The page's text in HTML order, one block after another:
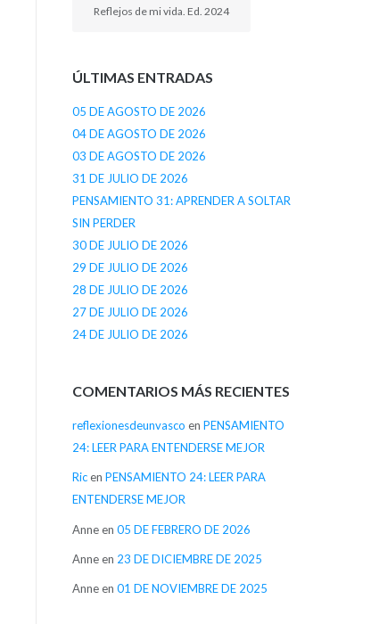
Reflejos de mi vida. Ed. 2024
ÚLTIMAS ENTRADAS
05 DE AGOSTO DE 2026
04 DE AGOSTO DE 2026
03 DE AGOSTO DE 2026
31 DE JULIO DE 2026
PENSAMIENTO 31: APRENDER A SOLTAR
SIN PERDER
30 DE JULIO DE 2026
29 DE JULIO DE 2026
28 DE JULIO DE 2026
27 DE JULIO DE 2026
24 DE JULIO DE 2026
COMENTARIOS MÁS RECIENTES
reflexionesdeunvasco en PENSAMIENTO
24: LEER PARA ENTENDERSE MEJOR
Ricen PENSAMIENTO 24: LEER PARA
ENTENDERSE MEJOR
Anneen 05 DE FEBRERO DE 2026
Anneen 23 DE DICIEMBRE DE 2025
Anneen 01 DE NOVIEMBRE DE 2025